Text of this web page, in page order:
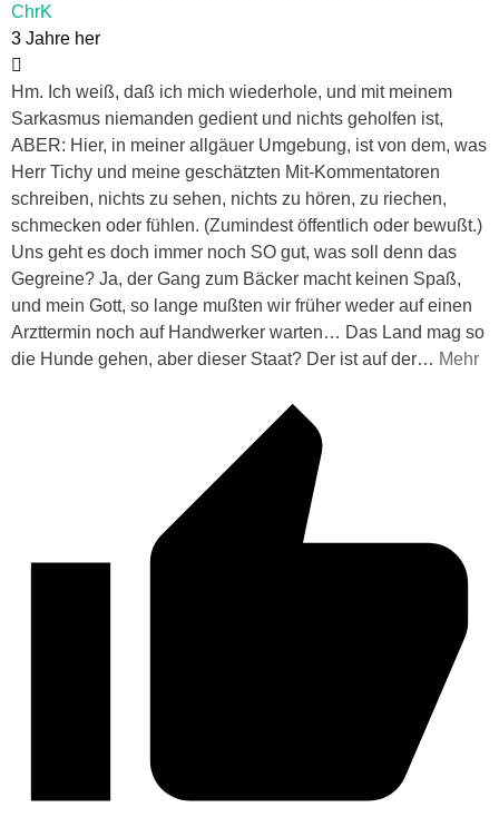
ChrK
3 Jahre her
Hm. Ich weiß, daß ich mich wiederhole, und mit meinem
Sarkasmus niemanden gedient und nichts geholfen ist,
ABER: Hier, in meiner allgäuer Umgebung, ist von dem, was
Herr Tichy und meine geschätzten Mit-Kommentatoren
schreiben, nichts zu sehen, nichts zu hören, zu riechen,
schmecken oder fühlen. (Zumindest öffentlich oder bewußt.)
Uns geht es doch immer noch SO gut, was soll denn das
Gegreine? Ja, der Gang zum Bäcker macht keinen Spaß,
und mein Gott, so lange mußten wir früher weder auf einen
Arzttermin noch auf Handwerker warten… Das Land mag so
die Hunde gehen, aber dieser Staat? Der ist auf der… Mehr